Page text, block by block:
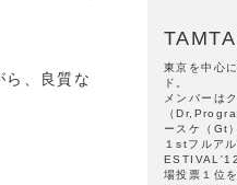
ら、良質な
東京を中心
ド。
メンバーは
（
ースケ（Gt
１stフルア
場投票１位を